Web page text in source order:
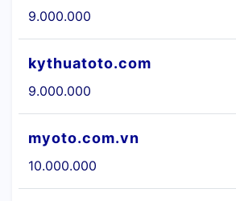
9.000.000
kythuatoto.com
9.000.000
myoto.com.vn
10.000.000